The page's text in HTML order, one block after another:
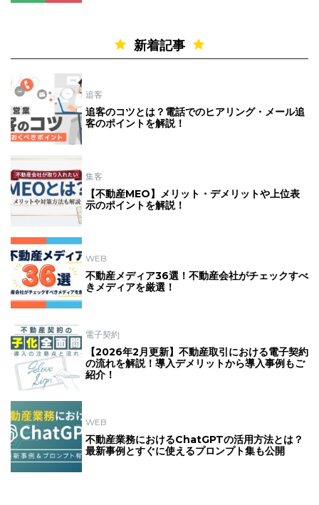
新着記事
追客
追客のコツとは？電話でのヒアリング・メール追
客のポイントを解説！
集客
【不動産MEO】メリット・デメリットや上位表
示のポイントを解説！
WEB
不動産メディア36選！不動産会社がチェックすべ
きメディアを厳選！
電子契約
【2026年2月更新】不動産取引における電子契約
の流れを解説！導入デメリットから導入事例もご
紹介！
WEB
不動産業務におけるChatGPTの活用方法とは？
最新事例とすぐに使えるプロンプト集も公開